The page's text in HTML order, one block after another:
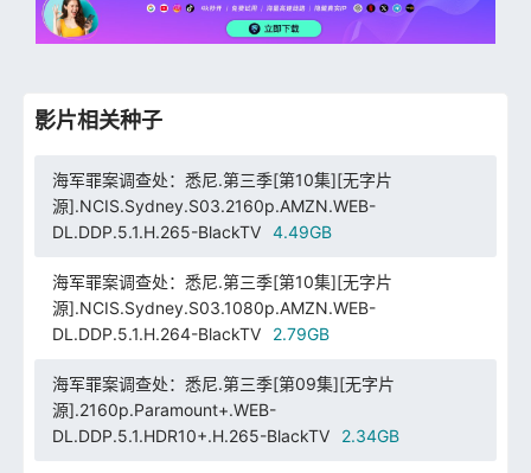
影片相关种子
海军罪案调查处：悉尼.第三季[第10集][无字片
源].NCIS.Sydney.S03.2160p.AMZN.WEB-
DL.DDP.5.1.H.265-BlackTV
4.49GB
海军罪案调查处：悉尼.第三季[第10集][无字片
源].NCIS.Sydney.S03.1080p.AMZN.WEB-
DL.DDP.5.1.H.264-BlackTV
2.79GB
海军罪案调查处：悉尼.第三季[第09集][无字片
源].2160p.Paramount+.WEB-
DL.DDP.5.1.HDR10+.H.265-BlackTV
2.34GB